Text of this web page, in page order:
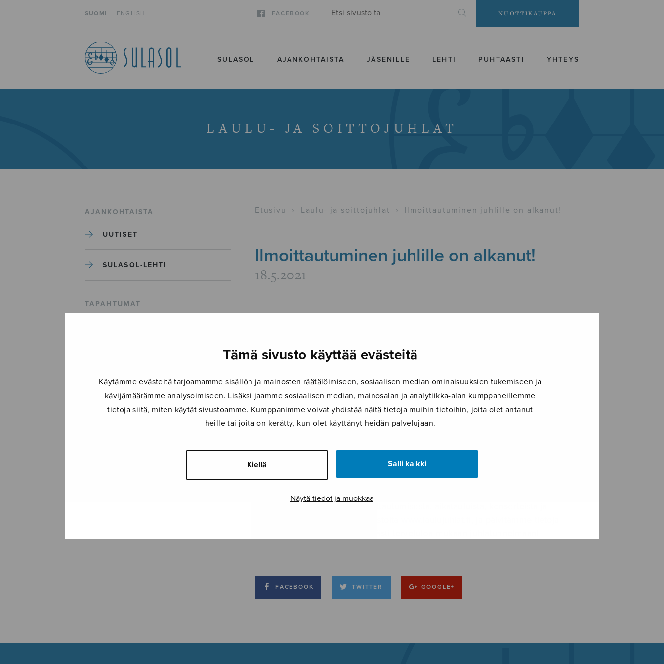
Tämä sivusto käyttää evästeitä
Käytämme evästeitä tarjoamamme sisällön ja mainosten räätälöimiseen, sosiaalisen median ominaisuuksien tukemiseen ja
kävijämäärämme analysoimiseen. Lisäksi jaamme sosiaalisen median, mainosalan ja analytiikka-alan kumppaneillemme
tietoja siitä, miten käytät sivustoamme. Kumppanimme voivat yhdistää näitä tietoja muihin tietoihin, joita olet antanut
heille tai joita on kerätty, kun olet käyttänyt heidän palvelujaan.
Kiellä Salli kaikki
Näytä tiedot ja muokkaa
SUOMI ENGLISH FACEBOOK NUOTTIKAUPPA
SULASOL AJANKOHTAISTA JÄSENILLE LEHTI PUHTAASTI YHTEYS
LAULU- JA SOITTOJUHLAT
AJANKOHTAISTA
UUTISET
SULASOL-LEHTI
TAPAHTUMAT
ILMOITA TAPAHTUMA
Etusivu › Laulu- ja soittojuhlat › Ilmoittautuminen juhlille on alkanut!
Ilmoittautuminen juhlille on alkanut!
18.5.2021
Lähtölaskenta Sulasol 100 Laulu- ja soittojuhlille 9.-12.6.2022 Jyväskylässä on
FACEBOOK TWITTER GOOGLE+